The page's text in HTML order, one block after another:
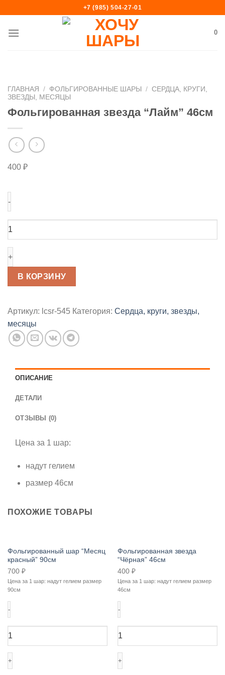
content
+7 (985) 504-27-01
0
ГЛАВНАЯ / ФОЛЬГИРОВАННЫЕ ШАРЫ / СЕРДЦА, КРУГИ,
ЗВЕЗДЫ, МЕСЯЦЫ
Фольгированная звезда “Лайм” 46см
400 ₽
товара
Фольгированная
46смВ КОРЗИНУ
Артикул: lcsr-545 Категория: Сердца, круги, звезды,
месяцы
ОПИСАНИЕ
ДЕТАЛИ
ОТЗЫВЫ (0)
Цена за 1 шар:
надут гелием
размер 46см
ПОХОЖИЕ ТОВАРЫ
Фольгированный шар “Месяц
красный” 90см
700 ₽
Цена за 1 шар: надут гелием размер
90см
товара
"Месяц
красный"
Фольгированная звезда
“Чёрная” 46см
400 ₽
Цена за 1 шар: надут гелием размер
46см
товара
"Чёрная"
46см